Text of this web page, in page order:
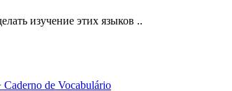
изучение этих языков ..
de Vocabulário